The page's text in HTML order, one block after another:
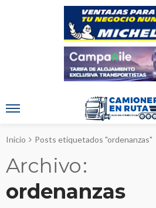
Inicio Posts etiquetados "ordenanzas"
Archivo
ordenanzas